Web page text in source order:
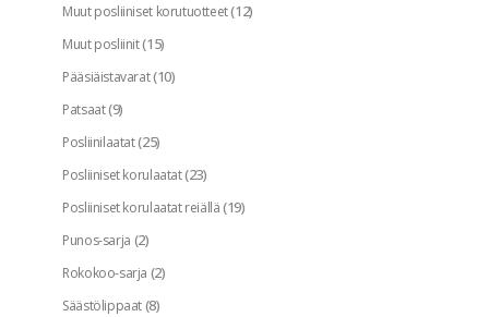
Muut posliiniset korutuotteet(12)
Muut posliinit(15)
Pääsiäistavarat(10)
Patsaat(9)
Posliinilaatat(25)
Posliiniset korulaatat(23)
Posliiniset korulaatat reiällä(19)
Punos-sarja (2)
Rokokoo-sarja (2)
Säästölippaat(8)